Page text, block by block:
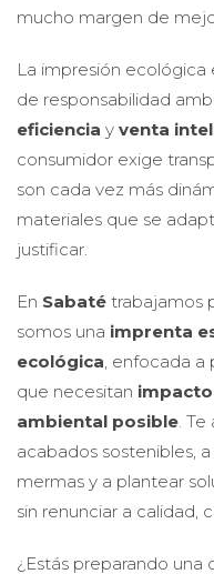
mucho margen de
La impresión ecológica
de responsabilidad
eficiencia y venta
consumidor exige
son cada vez más
materiales que se
justificar.
En Sabaté trabajamos
somos una imprenta
ecológica, enfocada a
que necesitan
ambiental posible.
acabados sostenibles,
mermas y a plantear
sin renunciar a calidad,
¿Estás preparando una